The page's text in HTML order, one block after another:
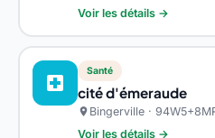
Voir les détails →
local_hospital
Santé
cité d'émeraude
location_on Bingerville ·
Voir les détails →